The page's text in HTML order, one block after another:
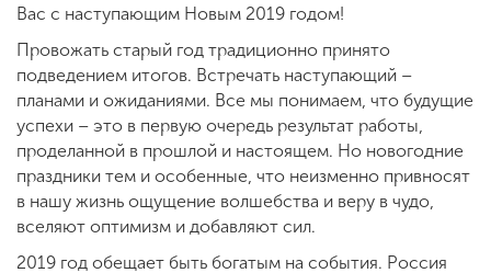
Вас с наступающим Новым 2019 годом!
Провожать старый год традиционно принято
подведением итогов. Встречать наступающий –
планами и ожиданиями. Все мы понимаем, что будущие
успехи – это в первую очередь результат работы,
проделанной в прошлой и настоящем. Но новогодние
праздники тем и особенные, что неизменно привносят
в нашу жизнь ощущение волшебства и веру в чудо,
вселяют оптимизм и добавляют сил.
2019 год обещает быть богатым на события. Россия